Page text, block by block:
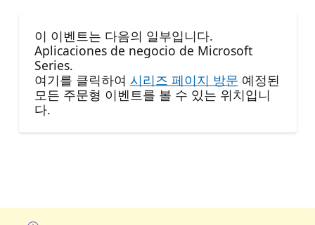
이 이벤트는 다음의 일부입니다.
Aplicaciones de negocio de Microsoft
Series.
여기를 클릭하여 시리즈 페이지 방문 예정된
모든 주문형 이벤트를 볼 수 있는 위치입니
다.